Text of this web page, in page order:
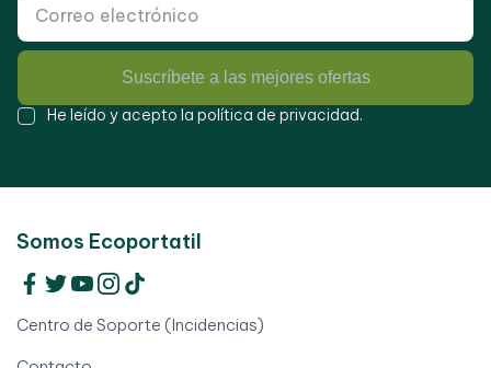
Suscríbete a las mejores ofertas
He leído y acepto la política de privacidad.
Somos Ecoportatil
Centro de Soporte (Incidencias)